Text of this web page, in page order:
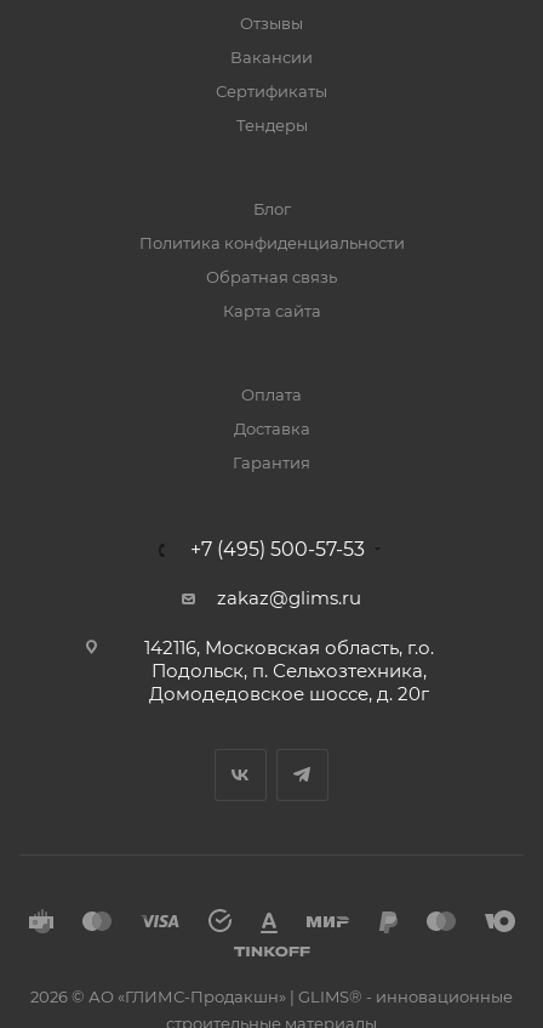
Отзывы
Вакансии
Сертификаты
Тендеры
Блог
Политика конфиденциальности
Обратная связь
Карта сайта
Оплата
Доставка
Гарантия
+7 (495) 500-57-53
zakaz@glims.ru
142116, Московская область, г.о.
Подольск, п. Сельхозтехника,
Домодедовское шоссе, д. 20г
2026 © АО «ГЛИМС-Продакшн» | GLIMS® - инновационные
строительные материалы